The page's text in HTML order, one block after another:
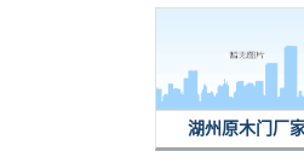
湖州原木门厂